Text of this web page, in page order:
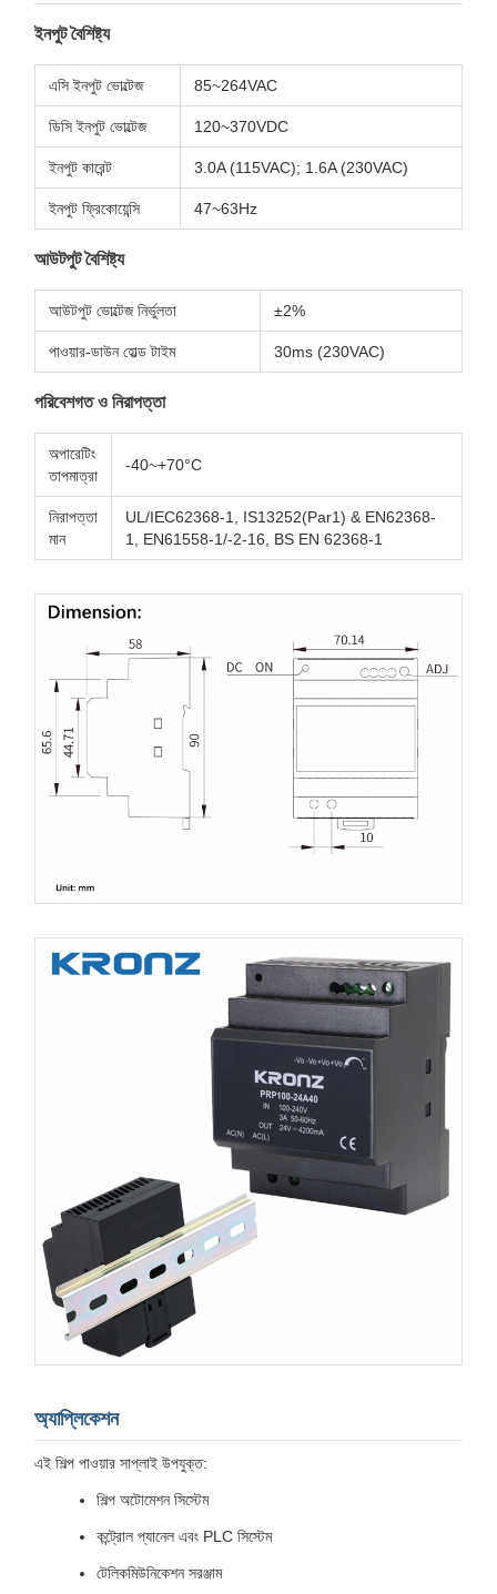
ইনপুট বৈশিষ্ট্য
এসি ইনপুট ভোল্টেজ 85~264VAC
ডিসি ইনপুট ভোল্টেজ 120~370VDC
ইনপুট কারেন্ট 3.0A (115VAC); 1.6A (230VAC)
ইনপুট ফ্রিকোয়েন্সি 47~63Hz
আউটপুট বৈশিষ্ট্য
আউটপুট ভোল্টেজ নির্ভুলতা ±2%
পাওয়ার-ডাউন হোল্ড টাইম 30ms (230VAC)
পরিবেশগত ও নিরাপত্তা
অপারেটিং
তাপমাত্রা
-40~+70°C
নিরাপত্তা
মান
UL/IEC62368-1, IS13252(Par1) & EN62368-
1, EN61558-1/-2-16, BS EN 62368-1
অ্যাপ্লিকেশন
এই শিল্প পাওয়ার সাপ্লাই উপযুক্ত:
শিল্প অটোমেশন সিস্টেম
কন্ট্রোল প্যানেল এবং PLC সিস্টেম
টেলিকমিউনিকেশন সরঞ্জাম